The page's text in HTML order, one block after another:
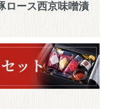
ロース西京味噌漬